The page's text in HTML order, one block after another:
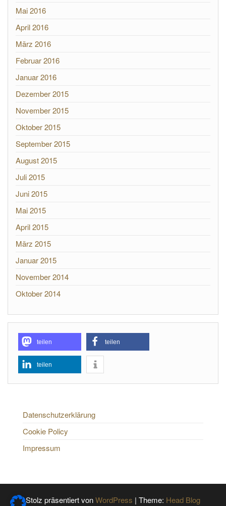
Mai 2016
April 2016
März 2016
Februar 2016
Januar 2016
Dezember 2015
November 2015
Oktober 2015
September 2015
August 2015
Juli 2015
Juni 2015
Mai 2015
April 2015
März 2015
Januar 2015
November 2014
Oktober 2014
teilen teilen
teilen
Datenschutzerklärung
Cookie Policy
Impressum
Stolz präsentiert vonWordPress | Theme: Head Blog